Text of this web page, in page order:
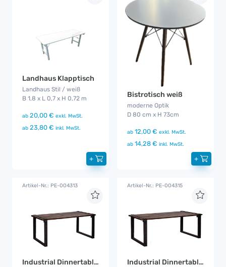
Landhaus Klapptisch
Landhaus Stil / weiß
B 1,8 x L 0,7 x H 0,72 m
ab 20,00 € exkl. MwSt.
ab 23,80 € inkl. MwSt.
+
Bistrotisch weiß
moderne Optik
D 80 cm x H 73cm
ab 12,00 € exkl. MwSt.
ab 14,28 € inkl. MwSt.
+
Artikel-Nr.: PE-004313
Industrial Dinnertable 1,8 m
Artikel-Nr.: PE-004315
Industrial Dinnertable 2,2 m